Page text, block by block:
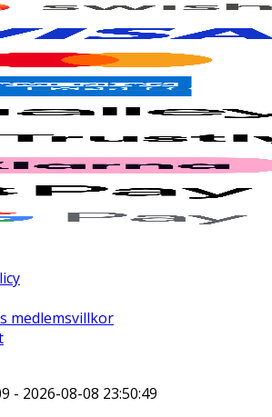
medlemsvillkor
- 2026-08-08 23:50:49